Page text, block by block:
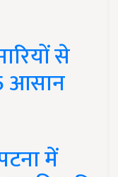
से
आसान
में